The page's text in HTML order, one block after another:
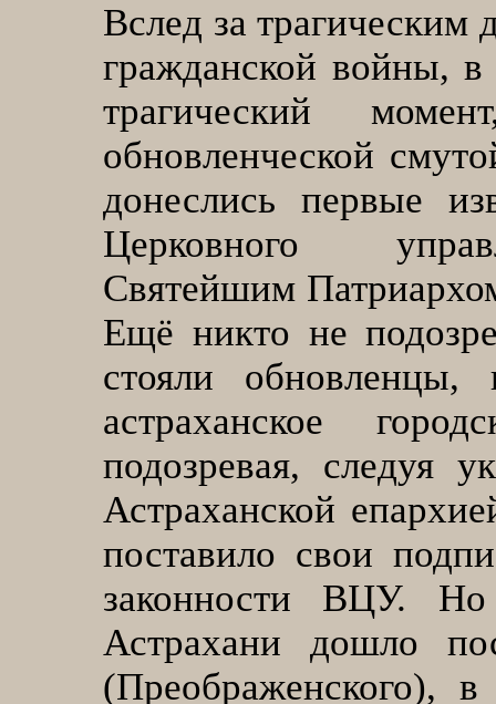
Вслед за
гражданской войны,
трагический
обновленческой
донеслись первые
Церковного
Святейшим
Ещё никто не
стояли обновленцы,
астраханское
подозревая, следуя
Астраханской
поставило свои
законности ВЦУ.
Астрахани дошло
(Преображенского),